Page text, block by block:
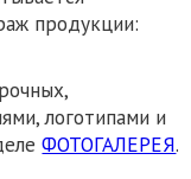
продукции:
логотипами и
ФОТОГАЛЕРЕЯ.